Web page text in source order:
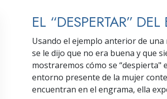
Credos y Códigos de Scientology
Qué dicen los Scientologists acerca de
Scientology
Conoce a un Scientologist
Dentro de una Iglesia
Iglesias Ideales de
Organizaciones
Base en Tierra de Flag
Freewinds
Eventos de
David
Scientology
EL “DESPERTAR”
Usando el ejemplo anterior de
se le dijo que no era buena y que
mostraremos cómo se
entorno presente de la mujer
encuentran en el engrama, ella